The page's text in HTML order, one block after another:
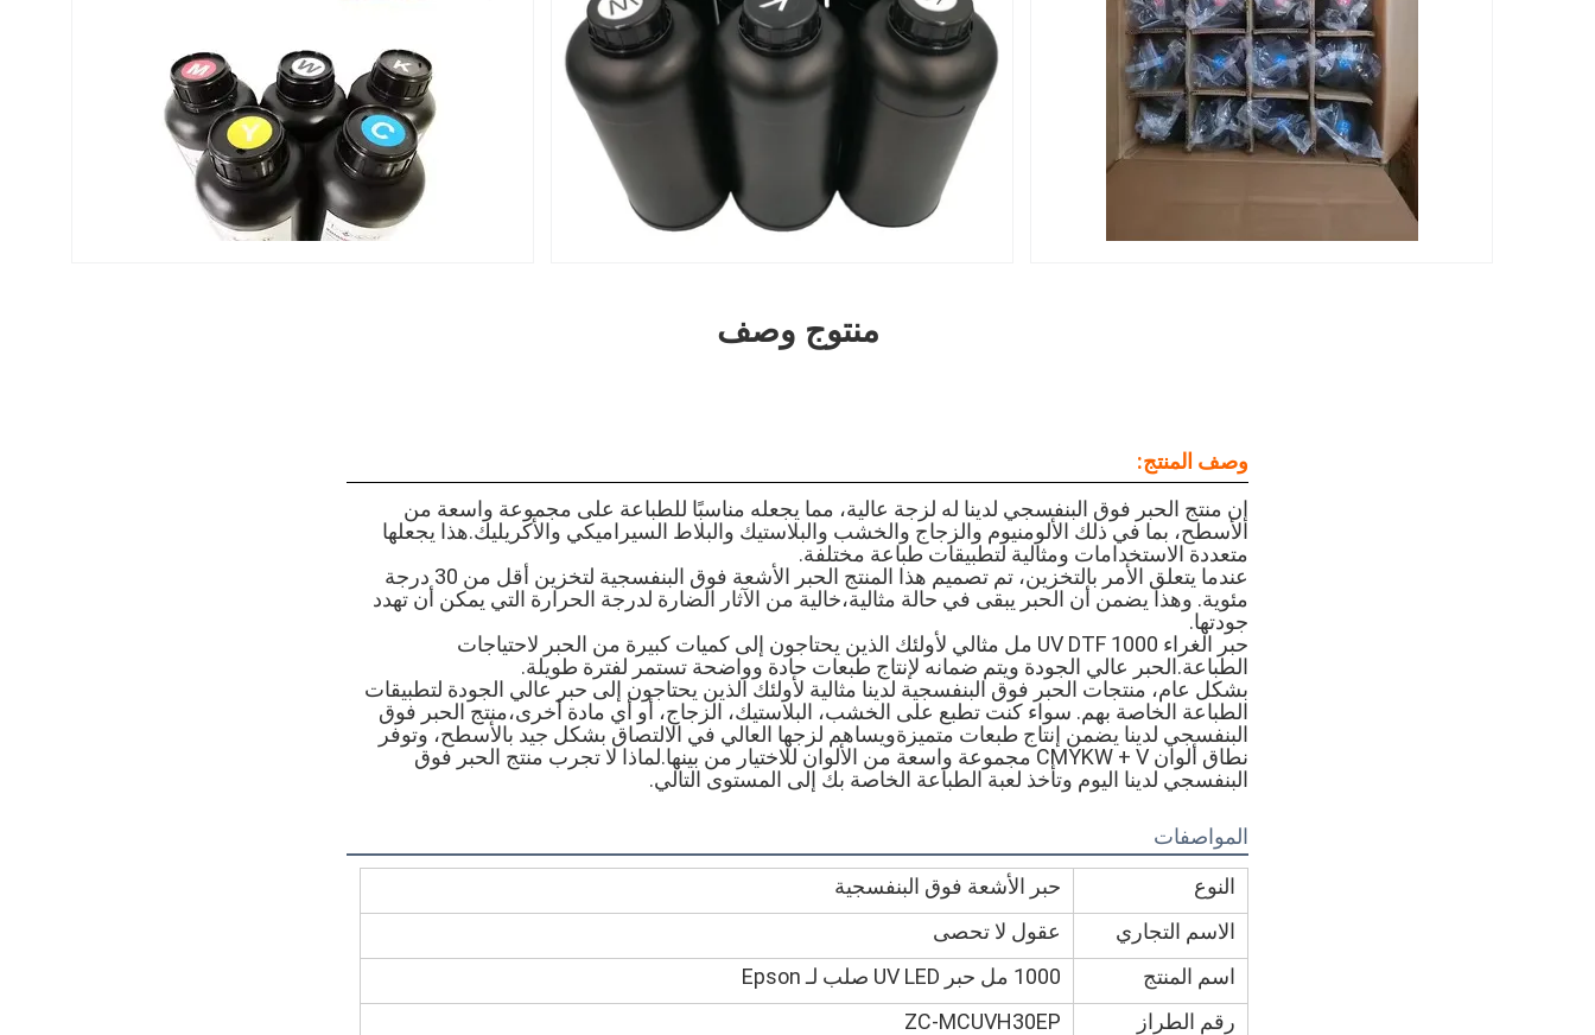
منتوج وصف
وصف المنتج:
إن منتج الحبر فوق البنفسجي لدينا له لزجة عالية، مما يجعله مناسبًا للطباعة على مجموعة واسعة من
الأسطح، بما في ذلك الألومنيوم والزجاج والخشب والبلاستيك والبلاط السيراميكي والأكريليك.هذا يجعلها
متعددة الاستخدامات ومثالية لتطبيقات طباعة مختلفة.
عندما يتعلق الأمر بالتخزين، تم تصميم هذا المنتج الحبر الأشعة فوق البنفسجية لتخزين أقل من 30 درجة
مئوية. وهذا يضمن أن الحبر يبقى في حالة مثالية،خالية من الآثار الضارة لدرجة الحرارة التي يمكن أن تهدد
جودتها.
حبر الغراء UV DTF 1000 مل مثالي لأولئك الذين يحتاجون إلى كميات كبيرة من الحبر لاحتياجات
الطباعة.الحبر عالي الجودة ويتم ضمانه لإنتاج طبعات حادة وواضحة تستمر لفترة طويلة.
بشكل عام، منتجات الحبر فوق البنفسجية لدينا مثالية لأولئك الذين يحتاجون إلى حبر عالي الجودة لتطبيقات
الطباعة الخاصة بهم. سواء كنت تطبع على الخشب، البلاستيك، الزجاج، أو أي مادة أخرى،منتج الحبر فوق
البنفسجي لدينا يضمن إنتاج طبعات متميزةويساهم لزجها العالي في الالتصاق بشكل جيد بالأسطح، وتوفر
نطاق ألوان CMYKW + V مجموعة واسعة من الألوان للاختيار من بينها.لماذا لا تجرب منتج الحبر فوق
البنفسجي لدينا اليوم وتأخذ لعبة الطباعة الخاصة بك إلى المستوى التالي.
المواصفات
النوع
حبر الأشعة فوق البنفسجية
الاسم التجاري
عقول لا تحصى
اسم المنتج
1000 مل حبر UV LED صلب لـ Epson
رقم الطراز
ZC-MCUVH30EP